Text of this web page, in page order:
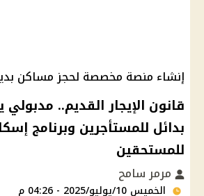
إنشاء منصة مخصصة لحجز مساكن
قانون الإيجار القديم..
بدائل للمستأجرين وبرنامج
للمستحقين
مرمر سامح
الخميس 10/يوليو/2025 - 04:26 م